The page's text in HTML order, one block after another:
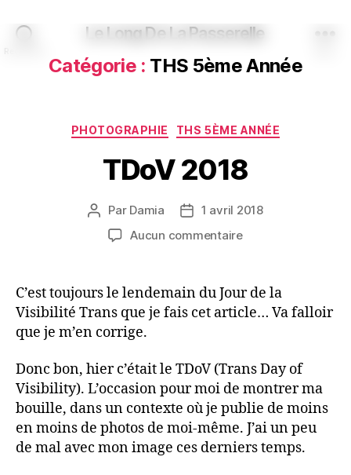
Le Long De La Passerelle
Catégorie : THS 5ème Année
Catégories
PHOTOGRAPHIE THS 5ÈME ANNÉE
TDoV 2018
Auteur
l’article
Par Damia
Date1 avril 2018
Aucun commentairesur
C’est toujours le lendemain du Jour de la
Visibilité Trans que je fais cet article… Va falloir
que je m’en corrige.
Donc bon, hier c’était le TDoV (Trans Day of
Visibility). L’occasion pour moi de montrer ma
bouille, dans un contexte où je publie de moins
en moins de photos de moi-même. J’ai un peu
de mal avec mon image ces derniers temps.